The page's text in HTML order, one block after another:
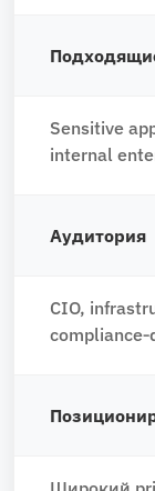
Sensitive
internal
Аудитория
CIO,